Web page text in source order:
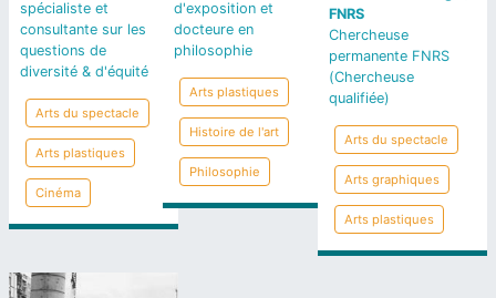
spécialiste et
consultante sur les
questions de
diversité & d'équité
Arts du spectacle
Arts plastiques
Cinéma
d'exposition et
docteure en
philosophie
Arts plastiques
Histoire de l'art
Philosophie
FNRS
Chercheuse
permanente FNRS
(Chercheuse
qualifiée)
Arts du spectacle
Arts graphiques
Arts plastiques